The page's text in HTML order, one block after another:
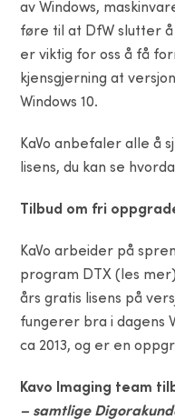
av Windows,
føre til at DfW slutter
er viktig for oss å få
kjensgjerning at
Windows 10.
KaVo anbefaler alle å
lisens, du kan se
Tilbud om fri
KaVo arbeider på
program DTX (les
års gratis lisens på
fungerer bra i dagens
ca 2013, og er en
Kavo Imaging team
– samtlige